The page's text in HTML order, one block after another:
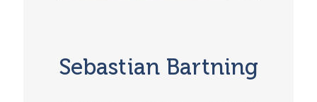
Sebastian Bartning